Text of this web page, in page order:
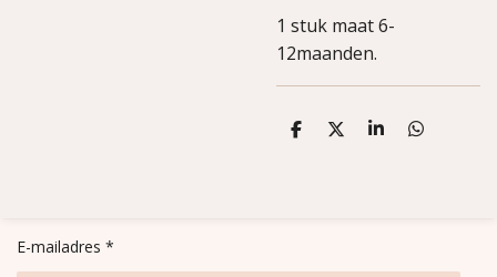
1 stuk maat 6-
12maanden.
D
D
S
D
E-mailadres *